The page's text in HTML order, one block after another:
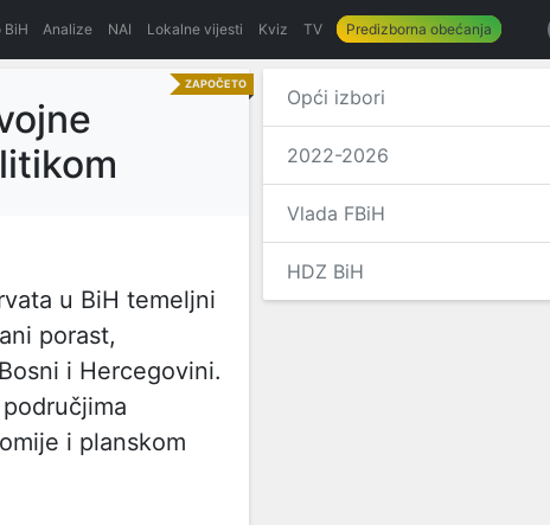
BiH Analize NAI Lokalne vijesti Kviz TV Predizborna obećanja
ZAPOČETO
u BiH temeljni
porast,
i Hercegovini.
i planskom
Opći izbori
2022-2026
Vlada FBiH
HDZ BiH